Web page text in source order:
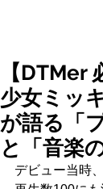
【DTMer
少女ミッ
が語る「
と「音楽
デビュー当時